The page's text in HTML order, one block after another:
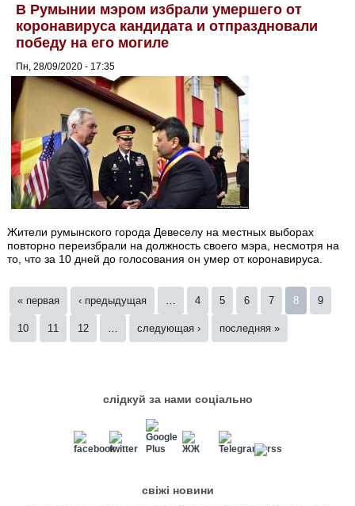
В Румынии мэром избрали умершего от
коронавируса кандидата и отпраздновали
победу на его могиле
Пн, 28/09/2020 - 17:35
Жители румынского города Девеселу на местных выборах
повторно переизбрали на должность своего мэра, несмотря на
то, что за 10 дней до голосования он умер от коронавируса.
Страницы
« первая ‹ предыдущая … 4 5 6 7 8 9
10 11 12 … следующая › последняя »
слідкуй за нами соціально
свіжі новини